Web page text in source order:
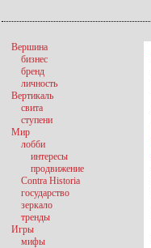
Вершина
бизнес
бренд
личность
Вертикаль
свита
ступени
Мир
лобби
интересы
продвижение
Contra Historia
государство
зеркало
тренды
Игры
мифы